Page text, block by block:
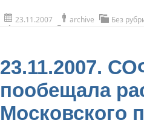
23.11.2007 archive Без
23.11.2007.
пообещала
Московского